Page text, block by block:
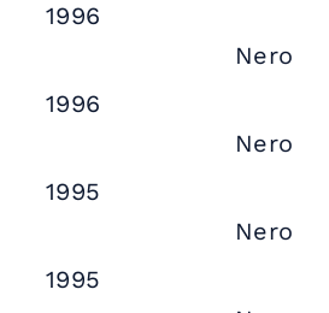
1996
Nero
1996
Nero
1995
Nero
1995